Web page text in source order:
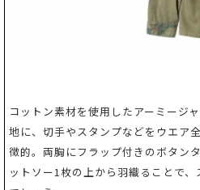
コットン素材を使用したアーミージ
地に、切手やスタンプなどをウエア
徴的。両胸にフラップ付きのボタン
ットソー1枚の上から羽織ることで